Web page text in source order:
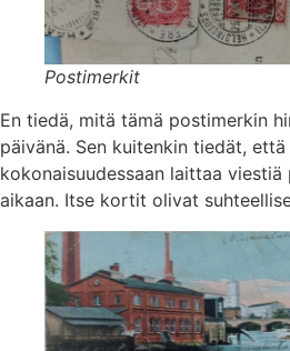
Postimerkit
En tiedä, mitä tämä postimerkin
päivänä. Sen kuitenkin tiedät,
kokonaisuudessaan laittaa
aikaan. Itse kortit olivat